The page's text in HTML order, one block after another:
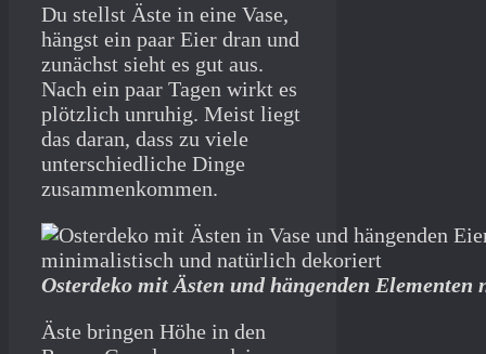
Du stellst Äste in eine Vase,
hängst ein paar Eier dran und
zunächst sieht es gut aus.
Nach ein paar Tagen wirkt es
plötzlich unruhig. Meist liegt
das daran, dass zu viele
unterschiedliche Dinge
zusammenkommen.
Osterdeko mit Ästen und hängenden
Äste bringen Höhe in den